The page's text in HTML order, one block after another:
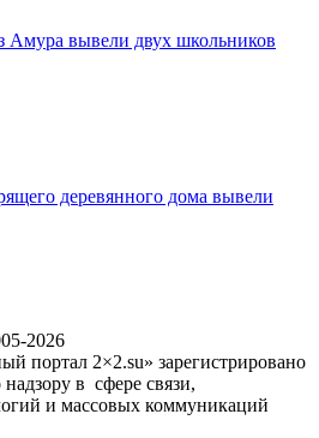
Амура вывели двух школьников
деревянного дома вывели
2026
портал 2×2.su» зарегистрировано
в сфере связи,
и массовых коммуникаций